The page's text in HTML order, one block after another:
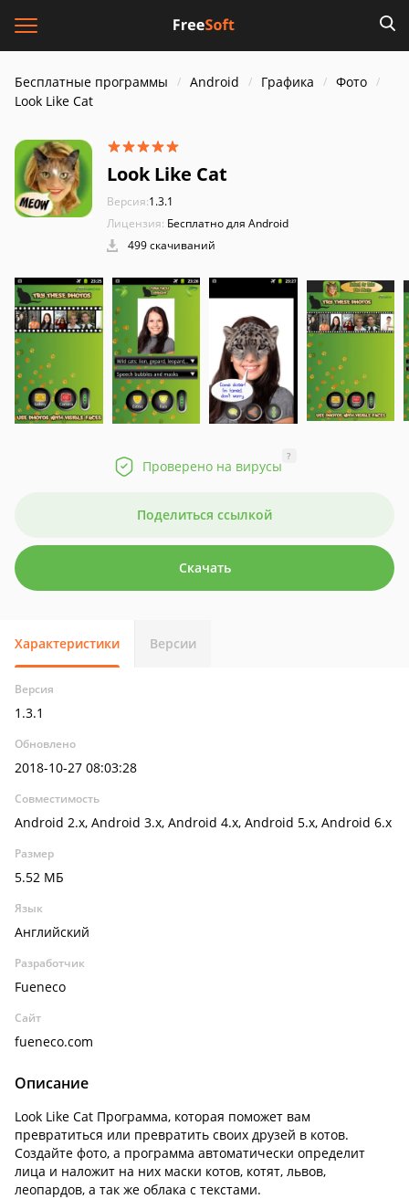
Бесплатные программы Android Графика
Фото
Look Like Cat
Look Like Cat
Версия:1.3.1
Лицензия: Бесплатно для Android
499 скачиваний
Проверено на вирусы
?
Поделиться ссылкой
Скачать
Характеристики Версии
Версия
1.3.1
Обновлено
2018-10-27 08:03:28
Совместимость
Android 2.x, Android 3.x, Android 4.x, Android 5.x, Android 6.x
Размер
5.52 МБ
Язык
Английский
Разработчик
Fueneco
Сайт
fueneco.com
Описание
Look Like Cat Программа, которая поможет вам
превратиться или превратить своих друзей в котов.
Создайте фото, а программа автоматически определит
лица и наложит на них маски котов, котят, львов,
леопардов, а так же облака с текстами.